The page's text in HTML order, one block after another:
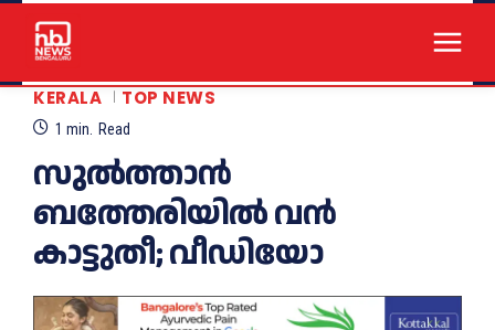
KERALA TOP NEWS
1 min. Read
സുല്‍ത്താന്‍
ബത്തേരിയില്‍ വന്‍
കാട്ടുതീ; വീഡിയോ